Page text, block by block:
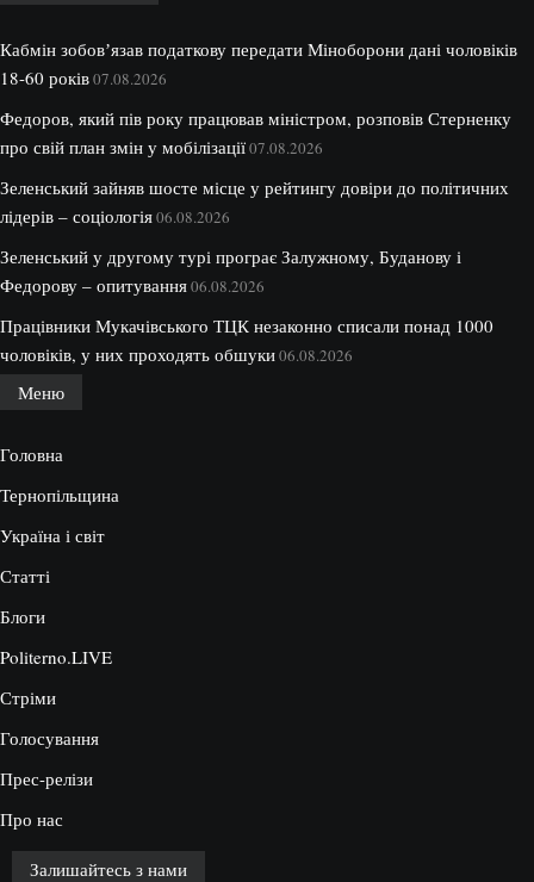
Кабмін зобовʼязав податкову передати Міноборони дані чоловіків
18-60 років07.08.2026
Федоров, який пів року працював міністром, розповів Стерненку
про свій план змін у мобілізації07.08.2026
Зеленський зайняв шосте місце у рейтингу довіри до політичних
лідерів – соціологія06.08.2026
Зеленський у другому турі програє Залужному, Буданову і
Федорову – опитування06.08.2026
Працівники Мукачівського ТЦК незаконно списали понад 1000
чоловіків, у них проходять обшуки06.08.2026
Меню
Головна
Тернопільщина
Україна і світ
Статті
Блоги
Politerno.LIVE
Стріми
Голосування
Прес-релізи
Про нас
Залишайтесь з нами